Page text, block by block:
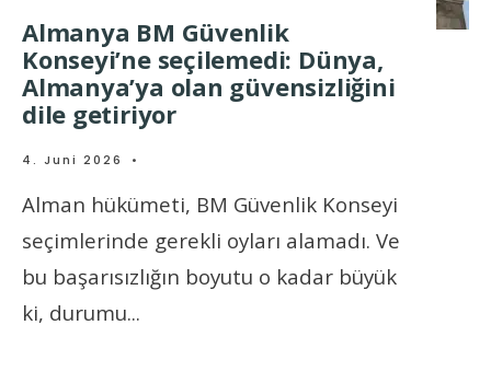
Almanya BM Güvenlik
Konseyi’ne seçilemedi: Dünya,
Almanya’ya olan güvensizliğini
dile getiriyor
4. Juni 2026 •
Alman hükümeti, BM Güvenlik Konseyi
seçimlerinde gerekli oyları alamadı. Ve
bu başarısızlığın boyutu o kadar büyük
ki, durumu...